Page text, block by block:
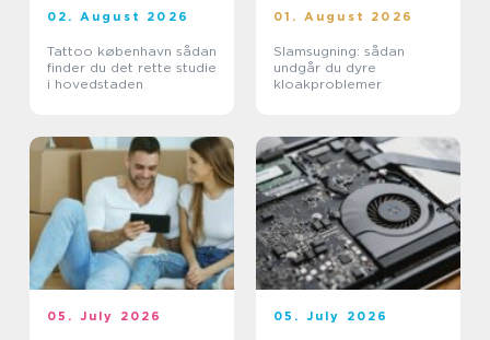
02. August 2026
Tattoo københavn sådan
finder du det rette studie
i hovedstaden
01. August 2026
Slamsugning: sådan
undgår du dyre
kloakproblemer
05. July 2026 05. July 2026